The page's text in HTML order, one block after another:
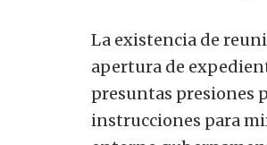
La existencia de
apertura de
presuntas presiones
instrucciones para